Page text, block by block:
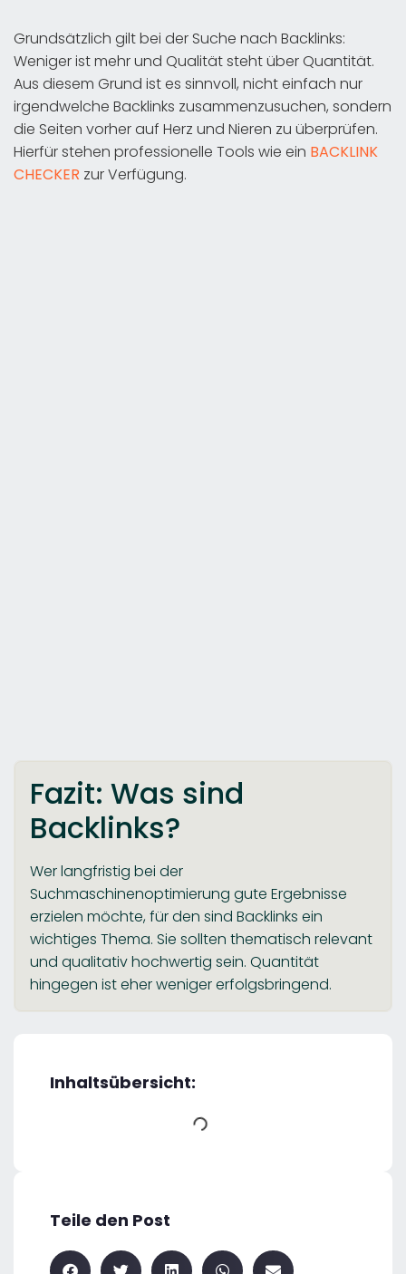
Grundsätzlich gilt bei der Suche nach Backlinks:
Weniger ist mehr und Qualität steht über Quantität.
Aus diesem Grund ist es sinnvoll, nicht einfach nur
irgendwelche Backlinks zusammenzusuchen, sondern
die Seiten vorher auf Herz und Nieren zu überprüfen.
Hierfür stehen professionelle Tools wie ein BACKLINK
CHECKER zur Verfügung.
Fazit: Was sind
Backlinks?
Wer langfristig bei der
Suchmaschinenoptimierung gute Ergebnisse
erzielen möchte, für den sind Backlinks ein
wichtiges Thema. Sie sollten thematisch relevant
und qualitativ hochwertig sein. Quantität
hingegen ist eher weniger erfolgsbringend.
Inhaltsübersicht:
Teile den Post